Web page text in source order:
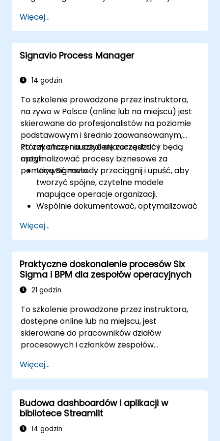
zaimplementować system RAG dostosowany
do własnych potrzeb biznesowych.
Więcej...
Signavio Process Manager
14 godzin
To szkolenie prowadzone przez instruktora,
na żywo w Polsce (online lub na miejscu) jest
skierowane do profesjonalistów na poziomie
podstawowym i średnio zaawansowanym,
którzy chcą nauczyć się zarządzać i
optymalizować procesy biznesowe za
pomocą Signavio.
Po zakończeniu szkolenia uczestnicy będą
mogli:
Używać metody przeciągnij i upuść, aby
tworzyć spójne, czytelne modele
mapujące operacje organizacji.
Wspólnie dokumentować, optymalizować
Korzystać z Signavio, aby zapewnić
zgodność procesów.
Używać Signavio do optymalizacji
wydajności biznesowej.
Więcej...
Praktyczne doskonalenie procesów Six
Sigma i BPM dla zespołów operacyjnych
21 godzin
To szkolenie prowadzone przez instruktora,
dostępne online lub na miejscu, jest
skierowane do pracowników działów
procesowych i członków zespołów
praktyczne techniki doskonalenia procesów,
korzystając z zasad Six Sigma i modelowania
BPMN 2.0.
Więcej...
Budowa dashboardów i aplikacji w
bibliotece Streamlit
14 godzin